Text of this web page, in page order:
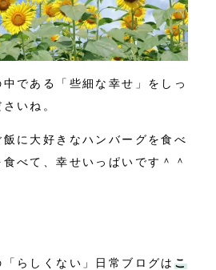
である「些細な幸せ」をしっ
いね。
に大好きなハンバーグを食べ
べて、幸せいっぱいです＾＾
らしくない」日常ブログは こ